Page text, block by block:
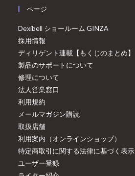
ページ
Dexibell ショールーム GINZA
採用情報
ディリゲント連載【もくじのまとめ】
製品のサポートについて
修理について
法人営業窓口
利用規約
メールマガジン購読
取扱店舗
利用案内（オンラインショップ）
特定商取引に関する法律に基づく表示
ユーザー登録